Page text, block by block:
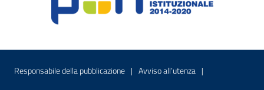
Menu di servizio
Responsabile della pubblicazione Sito interno - Apre in una nuova
Avviso all’utenza Sito interno -